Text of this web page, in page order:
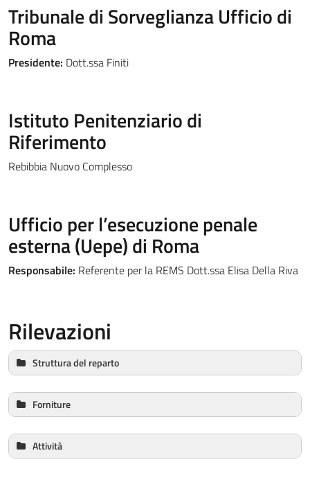
Tribunale di Sorveglianza Ufficio di
Roma
Presidente: Dott.ssa Finiti
Istituto Penitenziario di
Riferimento
Rebibbia Nuovo Complesso
Ufficio per l’esecuzione penale
esterna (Uepe) di Roma
Responsabile: Referente per la REMS Dott.ssa Elisa Della Riva
Rilevazioni
Struttura del reparto
Condizione bagno:
Forniture
Attività